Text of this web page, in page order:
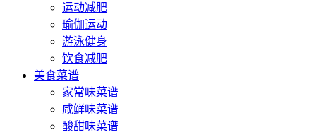
运动减肥
瑜伽运动
游泳健身
饮食减肥
美食菜谱
家常味菜谱
咸鲜味菜谱
酸甜味菜谱